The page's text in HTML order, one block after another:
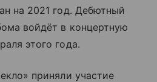
на 2021 год. Дебютный
войдёт в концертную
этого года.
приняли участие